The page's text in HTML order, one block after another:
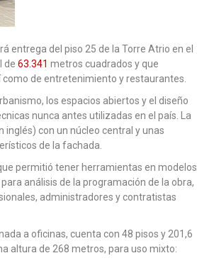
entrega del piso 25 de la Torre Atrio en el
de 63.341 metros cuadrados y que
de entretenimiento y restaurantes.
los espacios abiertos y el diseño
nunca antes utilizadas en el país. La
con un núcleo central y unas
de la fachada.
permitió tener herramientas en modelos
análisis de la programación de la obra,
administradores y contratistas
a oficinas, cuenta con 48 pisos y 201,6
altura de 268 metros, para uso mixto: